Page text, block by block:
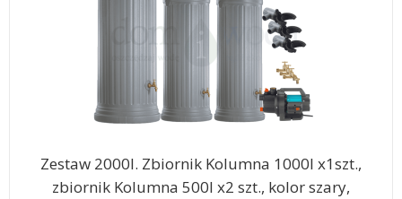
Zestaw 2000l. Zbiornik Kolumna 1000l x1szt.,
zbiornik Kolumna 500l x2 szt., kolor szary,